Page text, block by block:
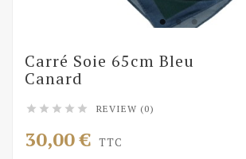
Carré Soie 65cm Bleu
Canard
     REVIEW (0)
30,00 € TTC